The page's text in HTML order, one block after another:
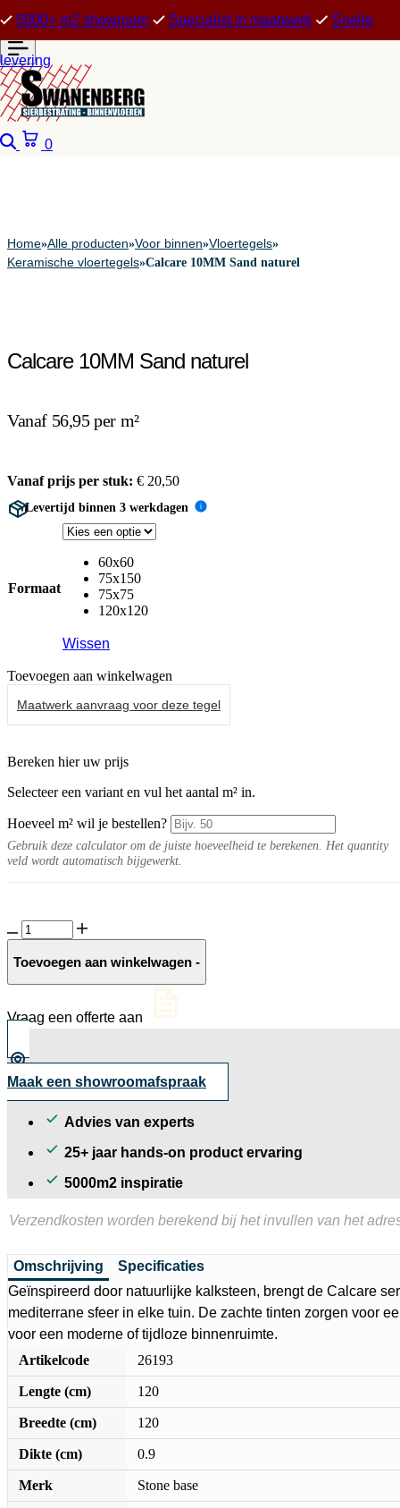
5000+ m2 showroom Specialist in maatwerk Snelle
levering
Zoeken
0
Home»Alle producten»Voor binnen»Vloertegels»
Keramische vloertegels»Calcare 10MM Sand naturel
Calcare 10MM Sand naturel
Vanaf 56,95 per m²
Vanaf prijs per stuk: € 20,50
Levertijd binnen 3 werkdagen i
Formaat
60x60
75x150
75x75
120x120
Wissen
Toevoegen aan winkelwagen
Maatwerk aanvraag voor deze tegel
Bereken hier uw prijs
Selecteer een variant en vul het aantal m² in.
Hoeveel m² wil je bestellen?
Gebruik deze calculator om de juiste hoeveelheid te berekenen. Het quantity
veld wordt automatisch bijgewerkt.
Calcare
10MM
Sand
Toevoegen aan winkelwagen -
Vraag een offerte aan
Maak een showroomafspraak
Advies van experts
25+ jaar hands-on product ervaring
5000m2 inspiratie
Verzendkosten worden berekend bij het invullen van het
Omschrijving
Specificaties
Geïnspireerd door natuurlijke kalksteen, brengt de Calcare
mediterrane sfeer in elke tuin. De zachte tinten zorgen voor
voor een moderne of tijdloze binnenruimte.
Artikelcode
26193
Lengte (cm) 120
Breedte (cm) 120
Dikte (cm) 0.9
Merk Stone base